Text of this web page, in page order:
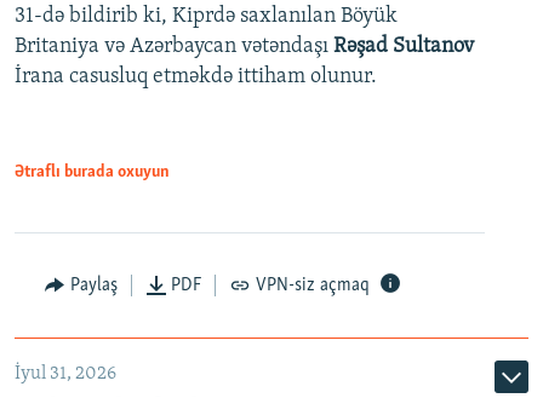
31-də bildirib ki, Kiprdə saxlanılan Böyük
Britaniya və Azərbaycan vətəndaşı Rəşad Sultanov
İrana casusluq etməkdə ittiham olunur.
Ətraflı burada oxuyun
Paylaş PDF VPN-siz açmaq
İyul 31, 2026